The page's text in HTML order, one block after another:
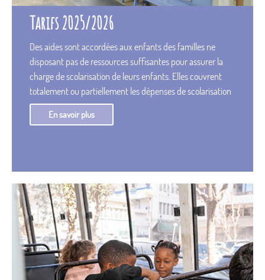
Tarifs 2025/2026
Des aides sont accordées aux enfants des familles ne
disposant pas de ressources suffisantes pour assurer la
charge de scolarisation de leurs enfants. Elles couvrent
totalement ou partiellement les dépenses de scolarisation
supportées par les familles.
En savoir plus